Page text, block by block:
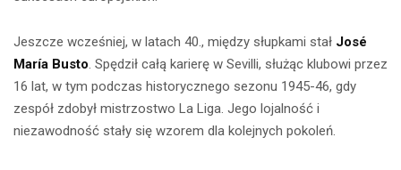
Jeszcze wcześniej, w latach 40., między słupkami stał José
María Busto. Spędził całą karierę w Sevilli, służąc klubowi przez
16 lat, w tym podczas historycznego sezonu 1945-46, gdy
zespół zdobył mistrzostwo La Liga. Jego lojalność i
niezawodność stały się wzorem dla kolejnych pokoleń.